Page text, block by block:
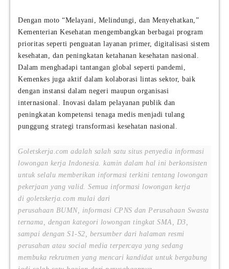
Dengan moto “Melayani, Melindungi, dan Menyehatkan,”
Kementerian Kesehatan mengembangkan berbagai program
prioritas seperti penguatan layanan primer, digitalisasi sistem
kesehatan, dan peningkatan ketahanan kesehatan nasional.
Dalam menghadapi tantangan global seperti pandemi,
Kemenkes juga aktif dalam kolaborasi lintas sektor, baik
dengan instansi dalam negeri maupun organisasi
internasional. Inovasi dalam pelayanan publik dan
peningkatan kompetensi tenaga medis menjadi tulang
punggung strategi transformasi kesehatan nasional.
Goletskerja.com adalah salah satu situs penyedia informasi
lowongan kerja Indonesia. kamin dalam hal ini berkonsisten
untuk selalu memberikan informasi terkini tentang lowongan
pekerjaan yang valid. Semua informasi lowongan kerja
di goletskerja.com mulai dari
perusahaan BUMN, informasi CPNS dan Perusahaan Swasta
ternama, dengan kategori lowongan tingkat SMA, D3,
sampai dengan S1-S2, bersumber dari halaman resmi
perusahan atau social media terpercaya yang sedang
membuka rekrutmen yang mencari kandidat untuk bergabung